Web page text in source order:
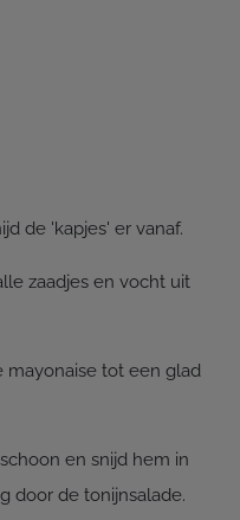
de 'kapjes' er vanaf.
zaadjes en vocht uit
mayonaise tot een glad
en snijd hem in
door de tonijnsalade.